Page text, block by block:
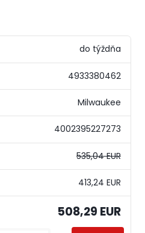
do týždňa
4933380462
Milwaukee
4002395227273
535,04 EUR
413,24 EUR
508,29 EUR